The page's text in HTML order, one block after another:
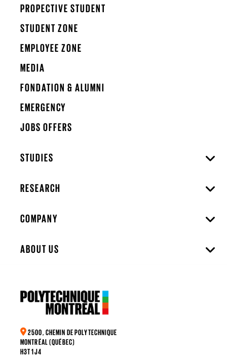
PROPECTIVE STUDENT
STUDENT ZONE
EMPLOYEE ZONE
MEDIA
FONDATION & ALUMNI
EMERGENCY
JOBS OFFERS
STUDIES
RESEARCH
COMPANY
ABOUT US
2500, CHEMIN DE POLYTECHNIQUE
MONTRÉAL (QUÉBEC)
H3T 1J4